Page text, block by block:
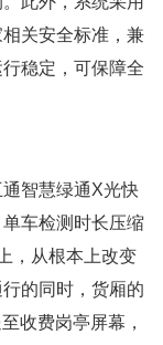
关安全标准，兼
稳定，可保障全
智慧绿通X光快
车检测时长压缩
，从根本上改变
的同时，货厢的
收费岗亭屏幕，